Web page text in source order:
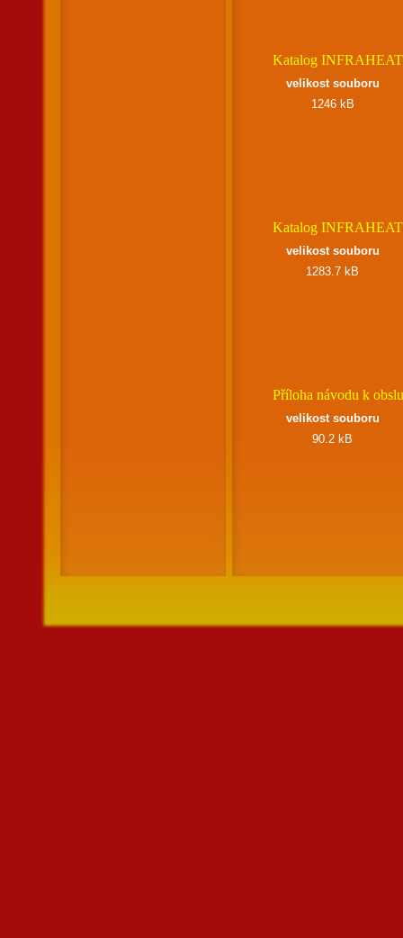
Katalog
velikost souboru
1246 kB
Katalog
velikost souboru
1283.7 kB
Příloha návodu k
velikost souboru
90.2 kB